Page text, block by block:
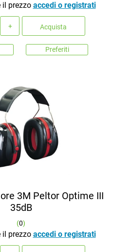
il prezzo accedi o registrati
Acquista
Preferiti
3M Peltor Optime III
35dB
(0)
il prezzo accedi o registrati